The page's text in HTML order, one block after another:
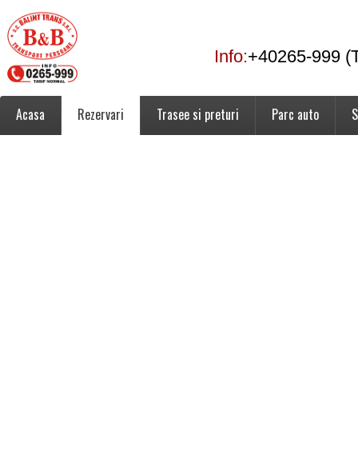
Info:+40265-999
Acasa Rezervari Trasee si preturi Parc auto